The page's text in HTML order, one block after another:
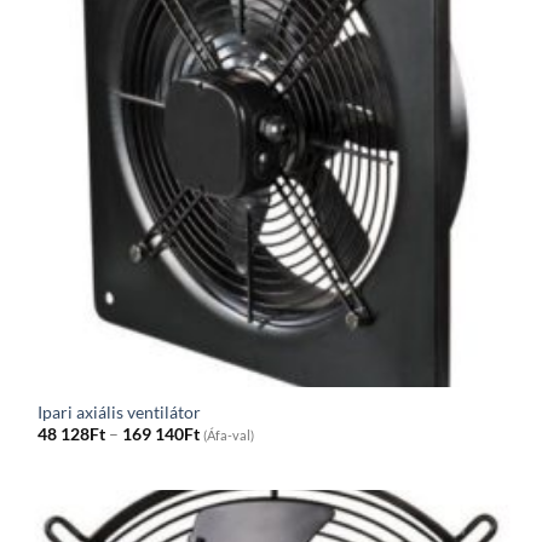
Ipari axiális ventilátor
48 128Ft – 169 140FtPrice
range:
through
169
(Áfa-val)